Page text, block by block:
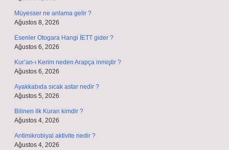
Müyesser ne anlama gelir ?
Ağustos 8, 2026
Esenler Otogara Hangi İETT gider ?
Ağustos 6, 2026
Kur’an-ı Kerim neden Arapça inmiştir ?
Ağustos 6, 2026
Ayakkabıda sıcak astar nedir ?
Ağustos 5, 2026
Bilinen ilk Kuran kimdir ?
Ağustos 4, 2026
Antimikrobiyal aktivite nedir ?
Ağustos 4, 2026